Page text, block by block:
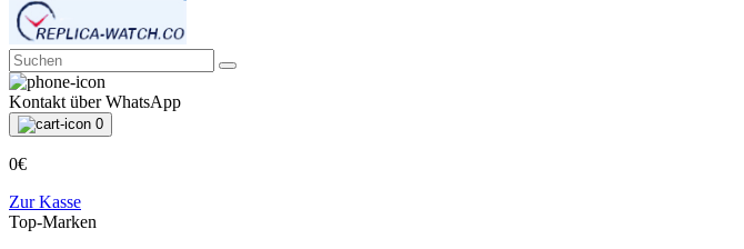
Kontakt über WhatsApp
0
0€
Zur Kasse
Top-Marken